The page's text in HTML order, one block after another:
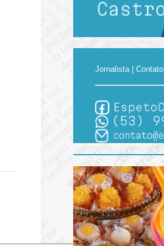
Jornalista | Contato